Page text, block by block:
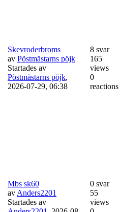
Skevroderbroms
av Pöstmästarns pöjk
Startades av
Pöstmästarns pöjk,
2026-07-29, 06:38
8 svar
165
views
0
reactions
Mbs sk60
av Anders2201
Startades av
0 svar
55
views